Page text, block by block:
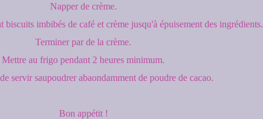
Napper de crème.
biscuits imbibés de café et crème jusqu'à épuisement des ingrédients.
Terminer par de la crème.
Mettre au frigo pendant 2 heures minimum.
servir saupoudrer abaondamment de poudre de cacao.
Bon appétit !